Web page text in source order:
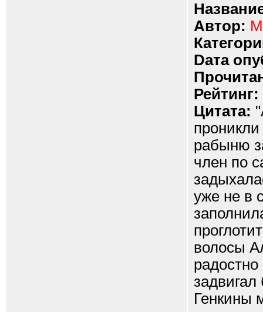
Автор:
Dата
Рейтинг:
Цитата:
рабыню
член по
уже не в
волосы
Генкины